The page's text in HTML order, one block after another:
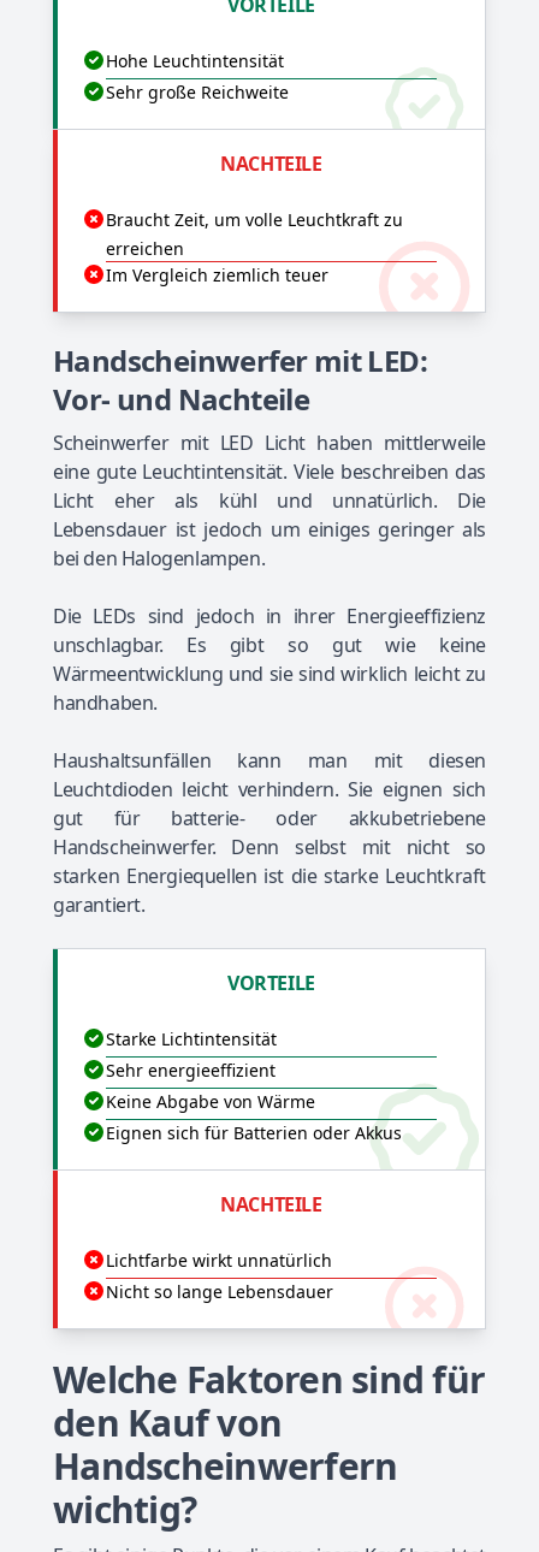
Hohe Leuchtintensität
Sehr große Reichweite
NACHTEILE
Braucht Zeit, um volle Leuchtkraft zu
erreichen
Im Vergleich ziemlich teuer
Handscheinwerfer mit LED:
Vor- und Nachteile
Scheinwerfer mit LED Licht haben mittlerweile
eine gute Leuchtintensität. Viele beschreiben das
Licht eher als kühl und unnatürlich. Die
Lebensdauer ist jedoch um einiges geringer als
bei den Halogenlampen.
Die LEDs sind jedoch in ihrer Energieeffizienz
unschlagbar. Es gibt so gut wie keine
Wärmeentwicklung und sie sind wirklich leicht zu
handhaben.
Haushaltsunfällen kann man mit diesen
Leuchtdioden leicht verhindern. Sie eignen sich
gut für batterie- oder akkubetriebene
Handscheinwerfer. Denn selbst mit nicht so
starken Energiequellen ist die starke Leuchtkraft
garantiert.
VORTEILE
Starke Lichtintensität
Sehr energieeffizient
Keine Abgabe von Wärme
Eignen sich für Batterien oder Akkus
NACHTEILE
Lichtfarbe wirkt unnatürlich
Nicht so lange Lebensdauer
Welche Faktoren sind für
den Kauf von
Handscheinwerfern
wichtig?